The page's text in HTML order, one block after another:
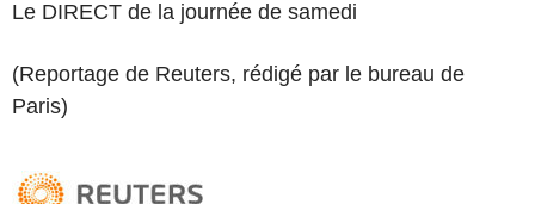
Le DIRECT de la journée de samedi
(Reportage de Reuters, rédigé par le bureau de
Paris)